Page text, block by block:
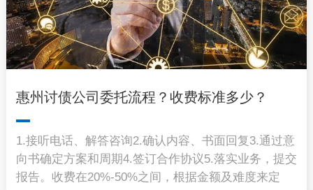
惠州讨债公司委托流程？收费标准多少？
1.接听电话、解答咨询2.确认内容、书面回复3.通过意
向书确定方案和周期4.签订合作协议5.落实业务，提交
报告。收费在20%-50%之间，根据金额及难度来定